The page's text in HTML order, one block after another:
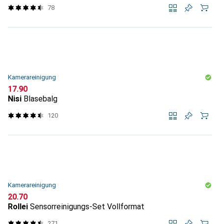
78
Kamerareinigung
CHF
17.90
Nisi Blasebalg
120
Kamerareinigung
CHF
20.70
Rollei Sensorreinigungs-Set Vollformat